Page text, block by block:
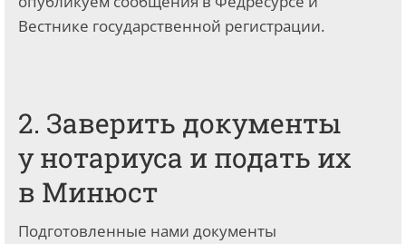
Вестнике государственной регистрации.
2. Заверить документы
у нотариуса и подать их
в Минюст
Подготовленные нами документы